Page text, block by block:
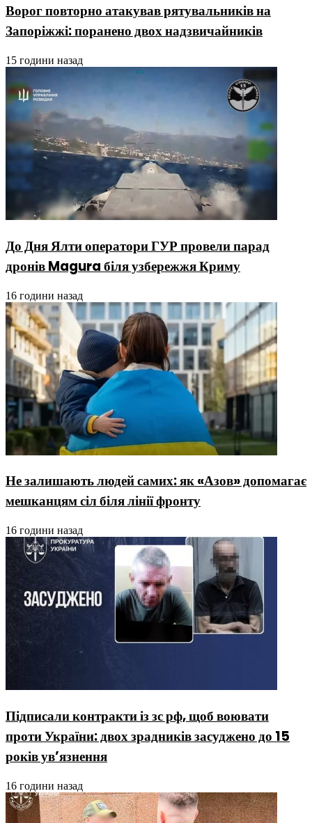
Ворог повторно атакував рятувальників на
Запоріжжі: поранено двох надзвичайників
15 години назад
До Дня Ялти оператори ГУР провели парад
дронів Magura біля узбережжя Криму
16 години назад
Не залишають людей самих: як «Азов» допомагає
мешканцям сіл біля лінії фронту
16 години назад
Підписали контракти із зс рф, щоб воювати
проти України: двох зрадників засуджено до 15
років ув’язнення
16 години назад